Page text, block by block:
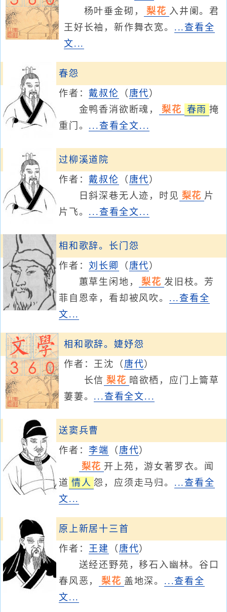
杨叶垂金砌， 梨花 入井阑。君
王好长袖，新作舞衣宽。 ...查看全
文...
春怨
作者：戴叔伦 （ 唐代 ）
金鸭香消欲断魂，
梨花 春雨 掩
重门。 ...查看全文...
过柳溪道院
作者：戴叔伦 （ 唐代 ）
日斜深巷无人迹，时见 梨花 片
片飞。 ...查看全文...
相和歌辞。长门怨
作者：刘长卿 （ 唐代 ）
蕙草生闲地，
梨花 发旧枝。芳
菲自恩幸，看却被风吹。 ...查看全
文...
相和歌辞。婕妤怨
作者： 王沈 （ 唐代）
长信 梨花 暗欲栖，应门上籥草
萋萋。 ...查看全文...
送窦兵曹
作者：李端 （ 唐代）
梨花 开上苑，游女著罗衣。闻
道 情人 怨，应须走马归。 ...查看全
文...
原上新居十三首
作者： 王建 （ 唐代）
送经还野苑，移石入幽林。谷口
春风恶，
梨花 盖地深。 ...查看全
文...